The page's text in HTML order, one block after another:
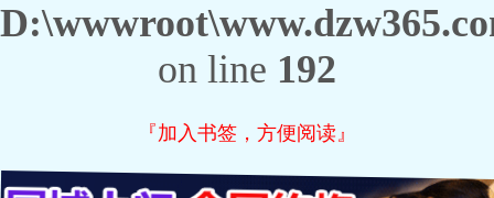
on line 192
『加入书签，方便阅读』